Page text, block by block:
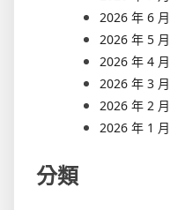
2026 年 6 月
2026 年 5 月
2026 年 4 月
2026 年 3 月
2026 年 2 月
2026 年 1 月
分類